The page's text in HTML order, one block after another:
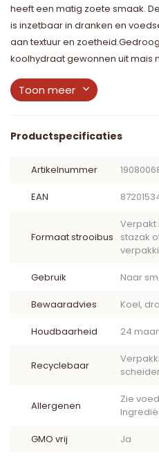
heeft een matig zoete smaak.
is inzetbaar in dranken en
aan textuur en
koolhydraat gewonnen uit mais
Toon meer
Productspecificaties
Artikelnummer
EAN
Formaat strooibus
Verpakt
stazak
Gebruik Naar
Bewaaradvies Koel,
Houdbaarheid 24
Recyclebaar
Allergenen
Zie
GMO vrij Ja